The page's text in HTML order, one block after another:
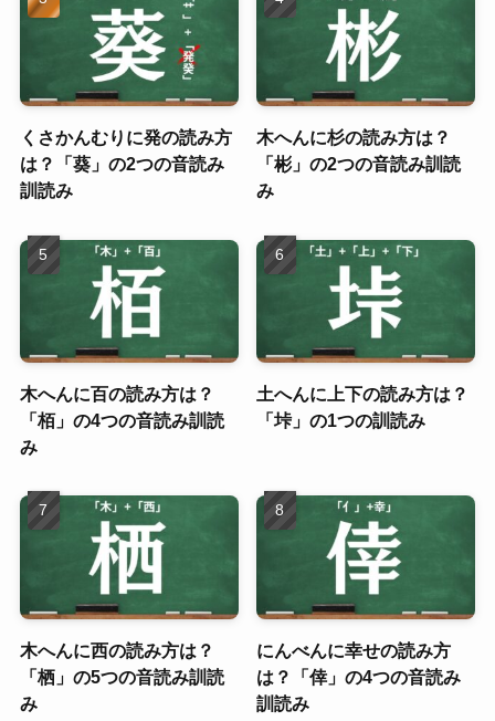
くさかんむりに発の読み方
は？「葵」の2つの音読み
訓読み
木へんに杉の読み方は？
「彬」の2つの音読み訓読
み
木へんに百の読み方は？
「栢」の4つの音読み訓読
み
土へんに上下の読み方は？
「垰」の1つの訓読み
木へんに西の読み方は？
「栖」の5つの音読み訓読
み
にんべんに幸せの読み方
は？「倖」の4つの音読み
訓読み